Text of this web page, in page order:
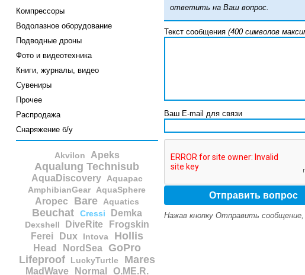
Компрессоры
Водолазное оборудование
Подводные дроны
Фото и видеотехника
Книги, журналы, видео
Сувениры
Прочее
Распродажа
Снаряжение б/у
Akvilon Apeks
Aqualung Technisub
AquaDiscovery Aquapac
AmphibianGear AquaSphere
Aropec Bare Aquatics
Beuchat Cressi Demka
Dexshell DiveRite
Frogskin
Ferei
Dux Intova Hollis
Head NordSea
GoPro
Lifeproof
LuckyTurtle Mares
MadWave Normal O.ME.R.
ответить на Ваш вопрос.
Текст сообщения (400 символов
Ваш E-mail для связи
Нажав кнопку Отправить